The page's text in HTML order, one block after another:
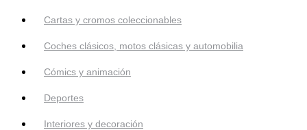
Cartas y cromos coleccionables
Coches clásicos, motos clásicas y automobilia
Cómics y animación
Deportes
Interiores y decoración